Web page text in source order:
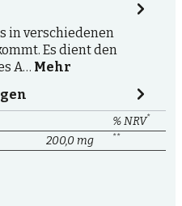
in verschiedenen
Es dient den
A… Mehr
% NRV*
200,0 mg **